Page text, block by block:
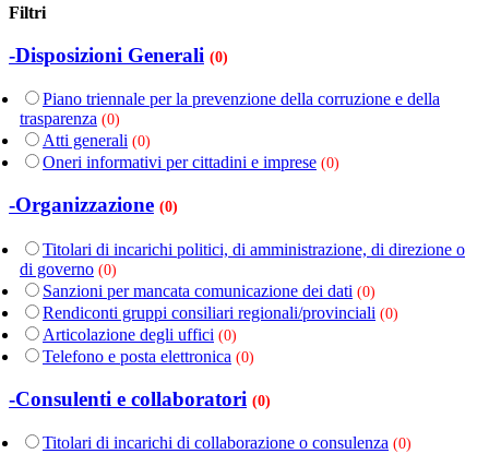
Filtri
-Disposizioni Generali (0)
Piano triennale per la prevenzione della corruzione e della
trasparenza (0)
Atti generali (0)
Oneri informativi per cittadini e imprese (0)
-Organizzazione (0)
Titolari di incarichi politici, di amministrazione, di direzione o
di governo (0)
Sanzioni per mancata comunicazione dei dati (0)
Rendiconti gruppi consiliari regionali/provinciali (0)
Articolazione degli uffici (0)
Telefono e posta elettronica (0)
-Consulenti e collaboratori (0)
Titolari di incarichi di collaborazione o consulenza (0)